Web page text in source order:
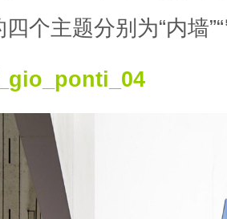
个主题分别为“内墙”“